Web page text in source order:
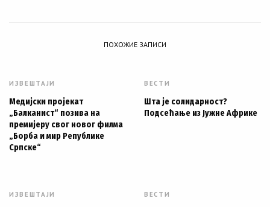
ПОХОЖИЕ ЗАПИСИ
ИЗВЕШТАЈИ
Медијски пројекат
„Балканист“ позива на
премијеру свог новог филма
„Борба и мир Републике
Српске“
ВЕСТИ
Шта је солидарност?
Подсећање из Јужне Африке
ИЗВЕШТАЈИ ВЕСТИ